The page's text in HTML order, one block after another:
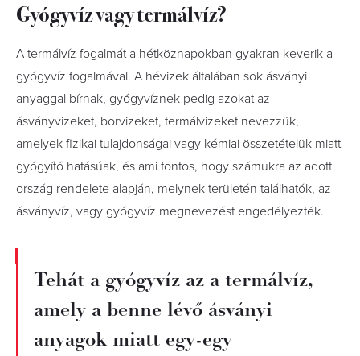
Gyógyvíz vagy termálvíz?
A termálvíz fogalmát a hétköznapokban gyakran keverik a
gyógyvíz fogalmával. A hévizek általában sok ásványi
anyaggal bírnak, gyógyvíznek pedig azokat az
ásványvizeket, borvizeket, termálvizeket nevezzük,
amelyek fizikai tulajdonságai vagy kémiai összetételük miatt
gyógyító hatásúak, és ami fontos, hogy számukra az adott
ország rendelete alapján, melynek területén találhatók, az
ásványvíz, vagy gyógyvíz megnevezést engedélyezték.
Tehát a gyógyvíz az a termálvíz,
amely a benne lévő ásványi
anyagok miatt egy-egy